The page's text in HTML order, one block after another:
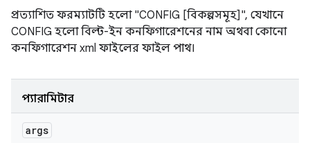
প্রত্যাশিত ফরম্যাটটি হলো "CONFIG [বিকল্পসমূহ]", যেখানে
CONFIG হলো বিল্ট-ইন কনফিগারেশনের নাম অথবা কোনো
কনফিগারেশন xml ফাইলের ফাইল পাথ।
প্যারামিটার
args